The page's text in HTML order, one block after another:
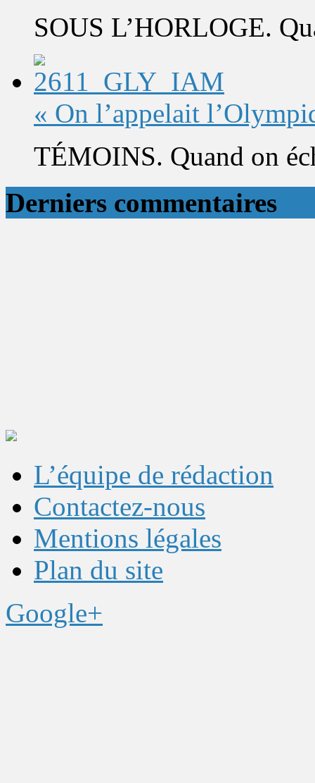
SOUS L’HORLOGE.
« On l’appelait
TÉMOINS. Quand on
Derniers commentaires
L’équipe de rédaction
Contactez-nous
Mentions légales
Plan du site
Google+